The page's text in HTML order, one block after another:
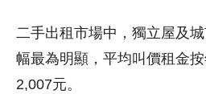
二手出租市場中，獨立屋及
幅最為明顯，平均叫價租金
2,007元。